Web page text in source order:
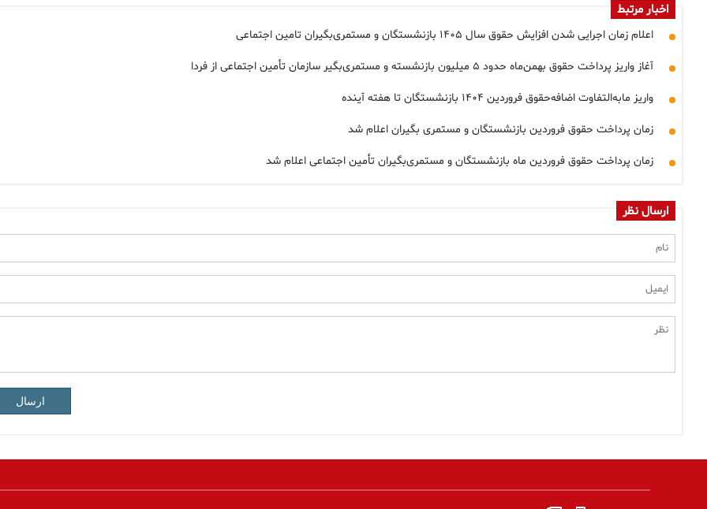
اخبار مرتبط
اعلام زمان اجرایی شدن افزایش حقوق سال ۱۴۰۵ بازنشستگان و مستمری‌بگیران تامین اجتماعی
آغاز واریز پرداخت حقوق بهمن‌ماه حدود ۵ میلیون بازنشسته و مستمری‌بگیر سازمان تأمین اجتماعی از فردا
واریز مابه‌التفاوت اضافه‌حقوق فروردین ۱۴۰۴ بازنشستگان تا هفته آینده
زمان پرداخت حقوق فروردین بازنشستگان و مستمری بگیران اعلام شد
زمان پرداخت حقوق فروردین ماه بازنشستگان و مستمری‌بگیران تأمین اجتماعی اعلام شد
ارسال نظر
ارسال